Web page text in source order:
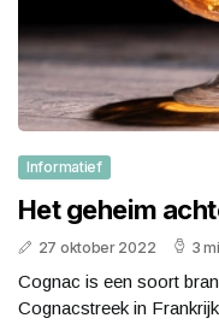
Informatief
Het geheim
27 oktober 2022 3
Cognac is een soort
Cognacstreek in